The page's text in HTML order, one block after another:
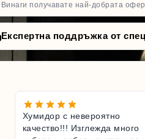
Винаги получавате най-добрата
Експертна поддръжка от
Хумидор с невероятно
качество!!! Изглежда много